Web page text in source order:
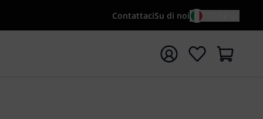
ContattaciSu di noi
la ricerca con il termine di ricerca {searchTerm}